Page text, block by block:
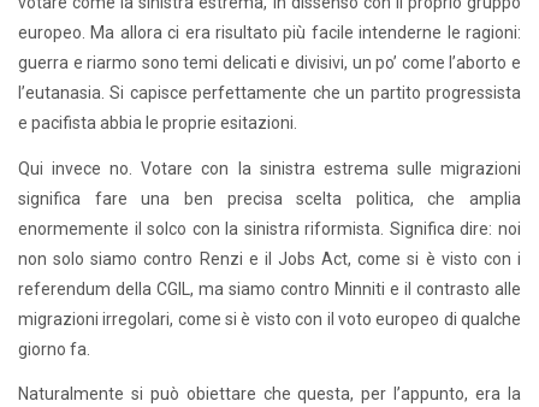
europeo. Ma allora ci era risultato più facile intenderne le ragioni:
guerra e riarmo sono temi delicati e divisivi, un po’ come l’aborto e
l’eutanasia. Si capisce perfettamente che un partito progressista
e pacifista abbia le proprie esitazioni.
Qui invece no. Votare con la sinistra estrema sulle migrazioni
significa fare una ben precisa scelta politica, che amplia
enormemente il solco con la sinistra riformista. Significa dire: noi
non solo siamo contro Renzi e il Jobs Act, come si è visto con i
referendum della CGIL, ma siamo contro Minniti e il contrasto alle
migrazioni irregolari, come si è visto con il voto europeo di qualche
giorno fa.
Naturalmente si può obiettare che questa, per l’appunto, era la